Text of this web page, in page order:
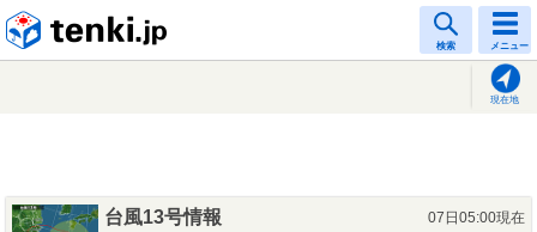
検索 メニュー
現在地
台風13号情報
07日05:00現在